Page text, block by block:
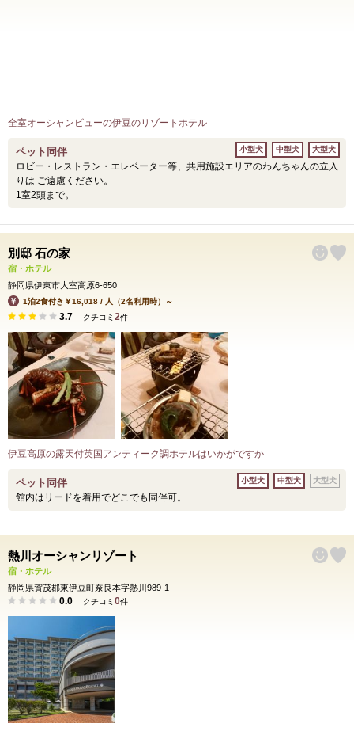
全室オーシャンビューの伊豆のリゾートホテル
ペット同伴
ロビー・レストラン・エレベーター等、共用施設エリアのわんちゃんの立入
りは ご遠慮ください。
1室2頭まで。
小型犬 中型犬 大型犬
別邸 石の家
宿・ホテル
静岡県伊東市大室高原6-650
1泊2食付き￥16,018 / 人（2名利用時）～
3.7 クチコミ 2件
伊豆高原の露天付英国アンティーク調ホテルはいかがですか
ペット同伴
館内はリードを着用でどこでも同伴可。
小型犬 中型犬 大型犬
熱川オーシャンリゾート
宿・ホテル
静岡県賀茂郡東伊豆町奈良本字熱川989-1
0.0 クチコミ 0件